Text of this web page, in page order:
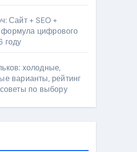
Сайт + SEO +
цифрового
году
холодные,
варианты, рейтинг
по выбору